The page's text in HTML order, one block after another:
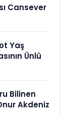
Cansever
Yaş
Ünlü
Bilinen
Akdeniz